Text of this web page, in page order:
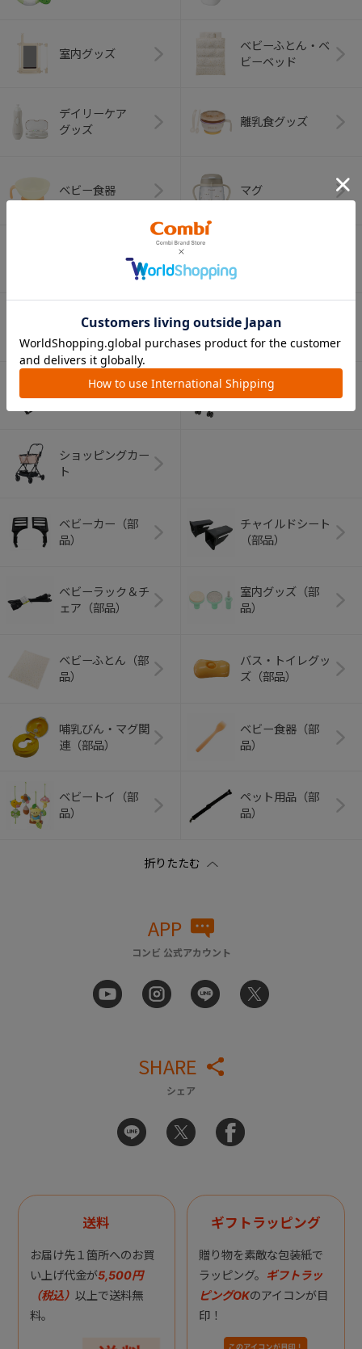
室内グッズ
ベビーふとん・ベ
ビーベッド
デイリーケア
グッズ
離乳食グッズ
ベビー食器 マグ
オーラルケア
ベビートイ
アウトドアグッズ
ペット用品
ショッピングカー
ト
ベビーカー（部
品）
チャイルドシート
（部品）
ベビーラック＆チ
ェア（部品）
室内グッズ（部
品）
ベビーふとん（部
品）
バス・トイレグッ
ズ（部品）
哺乳びん・マグ関
連（部品）
ベビー食器（部
品）
ベビートイ（部
品）
ペット用品（部
品）
APP
コンビ 公式アカウント
SHARE
シェア
送料
お届け先１箇所へのお買
い上げ代金が5,500円
（税込） 以上で送料無
料。
ギフトラッピング
贈り物を素敵な包装紙で
ラッピング。 ギフトラッ
ピングOKのアイコンが目
印！